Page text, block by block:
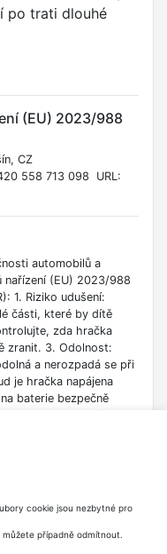
po trati dlouhé
(EU) 2023/988
CZ
558 713 098 URL:
automobilů a
(EU) 2023/988
1. Riziko udušení:
části, které by dítě
zda hračka
zranit. 3. Odolnost:
a nerozpadá se při
je hračka napájena
baterie bezpečně
není vyrobena z
hračky vhodné pro
zabránili růstu
na bezpečném
cookie jsou nezbytné pro
můžete případně odmítnout.